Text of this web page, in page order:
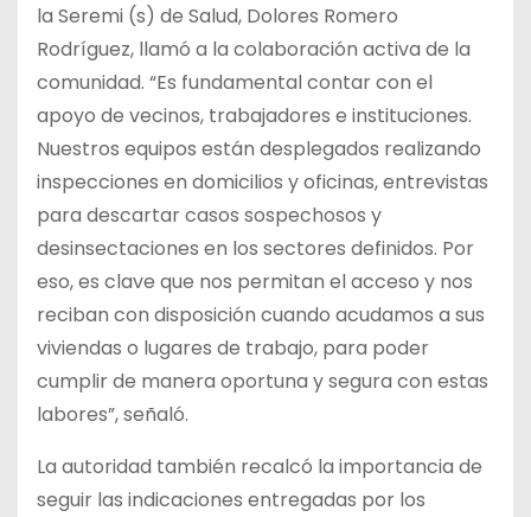
la Seremi (s) de Salud, Dolores Romero
Rodríguez, llamó a la colaboración activa de la
comunidad. “Es fundamental contar con el
apoyo de vecinos, trabajadores e instituciones.
Nuestros equipos están desplegados realizando
inspecciones en domicilios y oficinas, entrevistas
para descartar casos sospechosos y
desinsectaciones en los sectores definidos. Por
eso, es clave que nos permitan el acceso y nos
reciban con disposición cuando acudamos a sus
viviendas o lugares de trabajo, para poder
cumplir de manera oportuna y segura con estas
labores”, señaló.
La autoridad también recalcó la importancia de
seguir las indicaciones entregadas por los